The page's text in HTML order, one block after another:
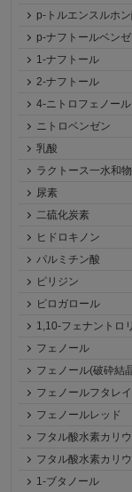
p-トルエンスルホ
p-ナフトールベン
1-ナフトール
2-ナフトール
4-ニトロフェノール
ニトロベンゼン
乳酸
ラクトース一水和物
尿素
二硫化炭素
ヒドロキノン
パルミチン酸
ピリジン
ピロガロール
1,10-フェナントロ
フェノール
フェノール(破砕結
フェノールフタレ
フェノールレッド
フタル酸水素カリ
フタル酸水素カリ
1-ブタノール